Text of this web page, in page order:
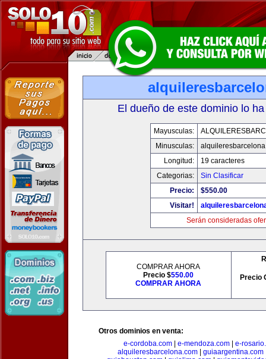
El dueño de este dominio lo
Mayusculas:
Minusculas:
Longitud:
19 caracteres
Categorias:
Sin Clasificar
Precio:
$550.00
Visitar!
Serán consideradas
COMPRAR AHORA
Precio $550.00
COMPRAR AHORA
Precio
Otros dominios en venta:
e-cordoba.com
e-mendoza.com
e-
alquileresbarcelona.com| guiaargentina.com